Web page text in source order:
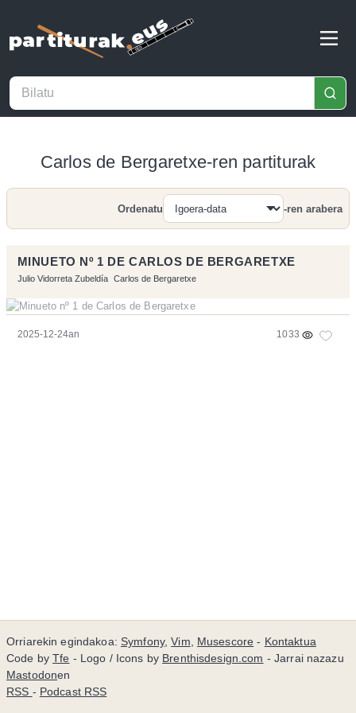
Carlos de Bergaretxe-ren partiturak
Bilatu
Ordenatu -ren arabera
MINUETO Nº 1 DE CARLOS DE BERGARETXE
Julio Vidorreta Zubeldía Carlos de Bergaretxe
2025-12-24an 1033
Orriarekin egindakoa: Symfony,Vim, Musescore - Kontaktua
Code byTfe - Logo / Icons by Brenthisdesign.com - Jarrai nazazu
Mastodonen
RSS - Podcast RSS